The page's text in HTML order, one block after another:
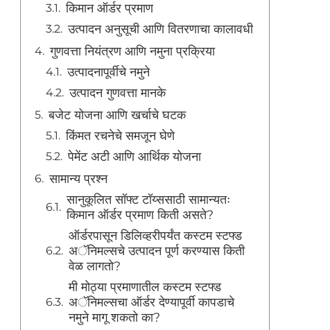
किमान ऑर्डर प्रमाण
उत्पादन अनुसूची आणि वितरणाचा कालावधी
गुणवत्ता नियंत्रण आणि नमुना प्रक्रिया
उत्पादनापूर्वीचे नमुने
उत्पादन गुणवत्ता मानके
बजेट योजना आणि खर्चाचे घटक
किंमत रचनेचे समजून घेणे
पेमेंट अटी आणि आर्थिक योजना
सामान्य प्रश्न
सानुकूलित सॉफ्ट टॉय्ससाठी सामान्यतः
किमान ऑर्डर प्रमाण किती असते?
ऑर्डरपासून डिलिव्हरीपर्यंत कस्टम स्टफ्ड
अॅनिमल्सचे उत्पादन पूर्ण करण्यास किती
वेळ लागतो?
मी मोठ्या प्रमाणातील कस्टम स्टफ्ड
अॅनिमल्सचा ऑर्डर देण्यापूर्वी कापडाचे
नमुने मागू शकतो का?